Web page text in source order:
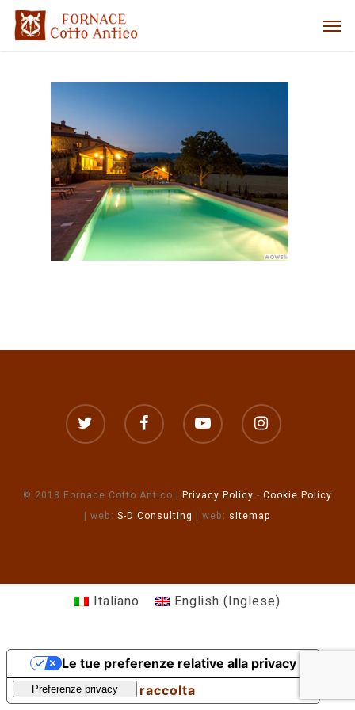
© 2018 Fornace Cotto Antico | Privacy Policy - Cookie Policy
| web: S-D Consulting | web: sitemap
Italiano English (Inglese)
Informativa sulla raccolta
Le tue preferenze relative alla privacy